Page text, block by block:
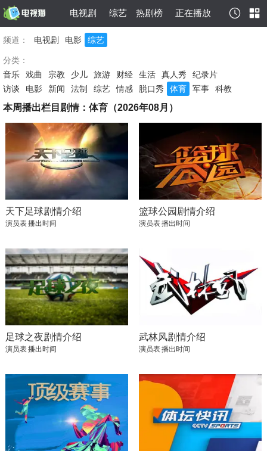
电视剧 综艺 热剧榜 正在播放
频道： 电视剧 电影 综艺
分类：
音乐
戏曲 宗教 少儿 旅游 财经 生活 真人秀
纪录片
访谈
电影 新闻 法制 综艺 情感 脱口秀 体育 军事 科教
本周播出栏目剧情：体育（2026年08月）
天下足球剧情介绍
演员表播出时间
篮球公园剧情介绍
演员表播出时间
足球之夜剧情介绍
演员表播出时间
武林风剧情介绍
演员表播出时间